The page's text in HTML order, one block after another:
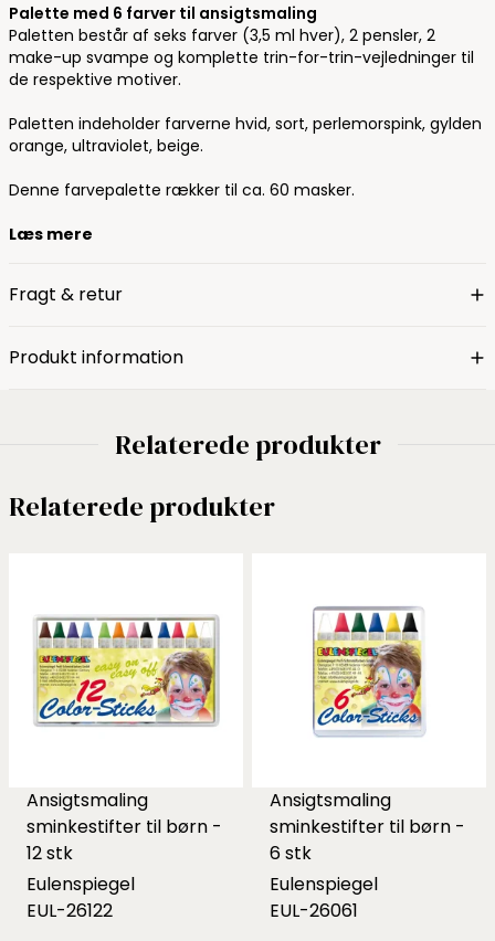
Palette med 6 farver til ansigtsmaling
Paletten består af seks farver (3,5 ml hver), 2 pensler, 2
make-up svampe og komplette trin-for-trin-vejledninger til
de respektive motiver.
Paletten indeholder farverne hvid, sort, perlemorspink, gylden
orange, ultraviolet, beige.
Denne farvepalette rækker til ca. 60 masker.
Læs mere
Fragt & retur
Produkt information
Relaterede produkter
Relaterede produkter
Ansigtsmaling
sminkestifter til børn -
12 stk
Eulenspiegel
EUL-26122
Ansigtsmaling
sminkestifter til børn -
6 stk
Eulenspiegel
EUL-26061